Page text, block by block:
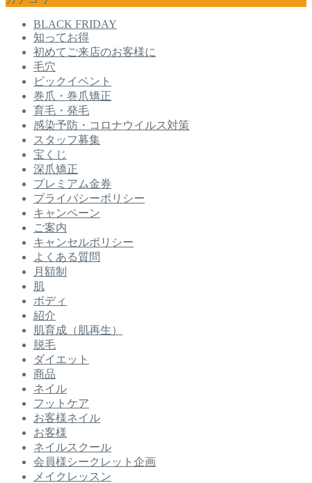
BLACK FRIDAY
知ってお得
初めてご来店のお客様に
毛穴
ビックイベント
巻爪・巻爪矯正
育毛・発毛
感染予防・コロナウイルス対策
スタッフ募集
宝くじ
深爪矯正
プレミアム金券
プライバシーポリシー
キャンペーン
ご案内
キャンセルポリシー
よくある質問
月額制
肌
ボディ
紹介
肌育成（肌再生）
脱毛
ダイエット
商品
ネイル
フットケア
お客様ネイル
お客様
ネイルスクール
会員様シークレット企画
メイクレッスン